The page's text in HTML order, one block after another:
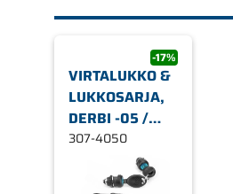
-17%
VIRTALUKKO &
LUKKOSARJA,
DERBI -05 /
GILERA -05 /
MH -12 / RIEJU
98- , 50CC 6-V
307-4050